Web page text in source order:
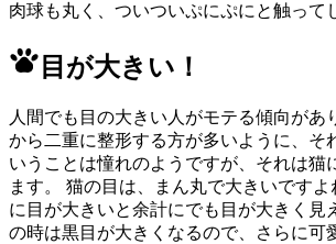
肉球も丸く、ついついぷにぷにと触って
目が大きい！
人間でも目の大きい人がモテる傾向があ
から二重に整形する方が多いように、そ
いうことは憧れのようですが、それは猫
ます。 猫の目は、まん丸で大きいです
に目が大きいと余計にでも目が大きく見
の時は黒目が大きくなるので、さらに可